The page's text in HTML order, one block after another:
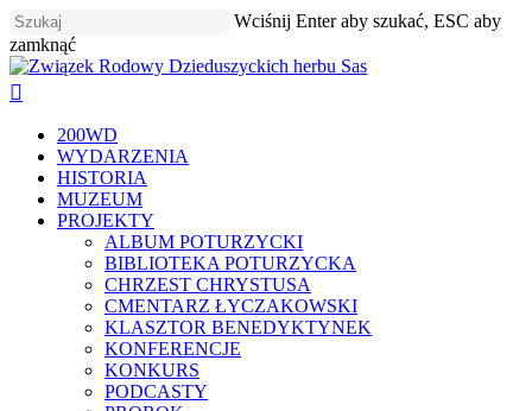
Skip
to
main
content
Wciśnij Enter aby szukać, ESC aby
zamknąć
Zamknij
200WD
WYDARZENIA
HISTORIA
MUZEUM
PROJEKTY
ALBUM POTURZYCKI
BIBLIOTEKA POTURZYCKA
CHRZEST CHRYSTUSA
CMENTARZ ŁYCZAKOWSKI
KLASZTOR BENEDYKTYNEK
KONFERENCJE
KONKURS
PODCASTY